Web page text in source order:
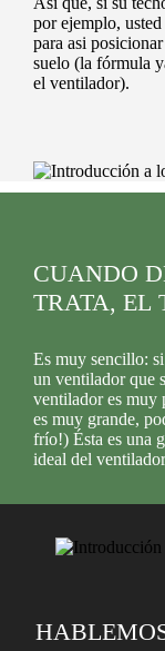
por ejemplo,
para asi
suelo (la fórmula
el ventilador).
CUANDO
TRATA, EL
Es muy sencillo:
un ventilador que
ventilador es muy
es muy grande,
frío!) Ésta es una
ideal del